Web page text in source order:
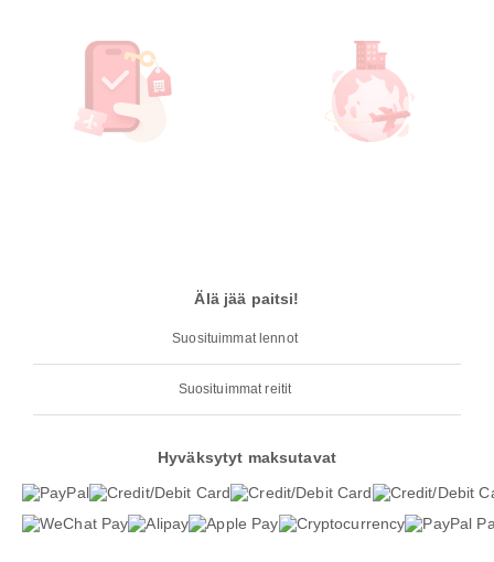
Älä jää paitsi!
Suosituimmat lennot
Suosituimmat reitit
Hyväksytyt maksutavat